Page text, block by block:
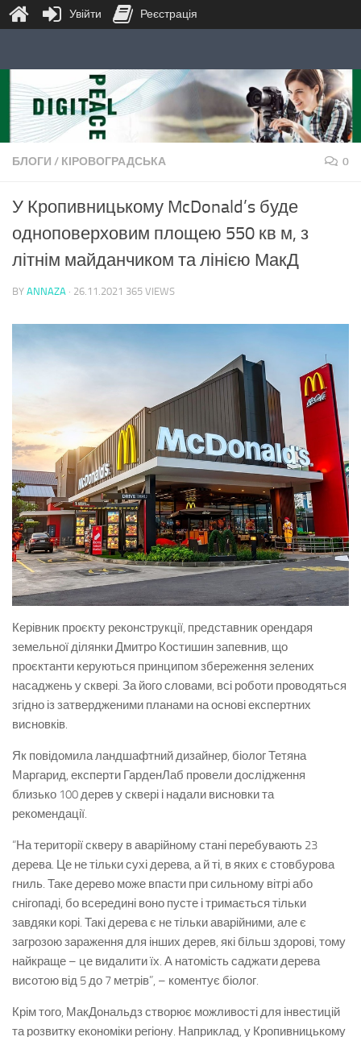
Skip to content
БЛОГИ / КІРОВОГРАДСЬКА 0
У Кропивницькому McDonald’s буде
одноповерховим площею 550 кв м, з
літнім майданчиком та лінією МакД
BY ANNAZA · 26.11.2021 365 VIEWS
Керівник проєкту реконструкції, представник орендаря
земельної ділянки Дмитро Костишин запевнив, що
проєктанти керуються принципом збереження зелених
насаджень у сквері. За його словами, всі роботи проводяться
згідно із затвердженими планами на основі експертних
висновків.
Як повідомила ландшафтний дизайнер, біолог Тетяна
Маргарид, експерти ГарденЛаб провели дослідження
близько 100 дерев у сквері і надали висновки та
рекомендації.
“На території скверу в аварійному стані перебувають 23
дерева. Це не тільки сухі дерева, а й ті, в яких є стовбурова
гниль. Таке дерево може впасти при сильному вітрі або
снігопаді, бо всередині воно пусте і тримається тільки
завдяки корі. Такі дерева є не тільки аварійними, але є
загрозою зараження для інших дерев, які більш здорові, тому
найкраще – це видалити їх. А натомість саджати дерева
висотою від 5 до 7 метрів”, – коментує біолог.
Крім того, МакДональдз створює можливості для інвестицій
та розвитку економіки регіону. Наприклад, у Кропивницькому
Увійти Реєстрація